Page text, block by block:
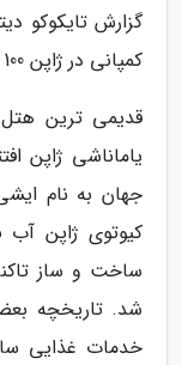
کمپانی در ژاپن 100 ساله شدند.
یاماناشی ژاپن
کیوتوی ژاپن
شد. تاریخچه
خدمات غذایی